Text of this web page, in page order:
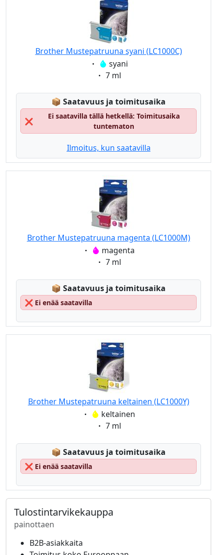
Brother Mustepatruuna syani (LC1000C)
Eigenschaft:
syani
Eigenschaft:
7 ml
📦 Lagerstatus:
Saatavuus ja toimitusaika
❌
Ei saatavilla tällä hetkellä: Toimitusaika
tuntematon
Ilmoitus, kun saatavilla
Brother Mustepatruuna magenta (LC1000M)
Eigenschaft:
magenta
Eigenschaft:
7 ml
📦 Lagerstatus:
Saatavuus ja toimitusaika
❌ Ei enää saatavilla
Brother Mustepatruuna keltainen (LC1000Y)
Eigenschaft:
keltainen
Eigenschaft:
7 ml
📦 Lagerstatus:
Saatavuus ja toimitusaika
❌ Ei enää saatavilla
Tulostintarvikekauppa
painottaen
B2B-asiakkaita